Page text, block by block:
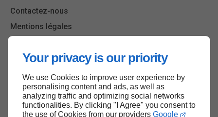
Your privacy is our priority
We use Cookies to improve user experience by
personalising content and ads, as well as
analyzing traffic and optimizing social networks
functionalities. By clicking "I Agree" you consent to
the use of Cookies from our providers Google
Contactez-nous
Mentions légales
Haut de page